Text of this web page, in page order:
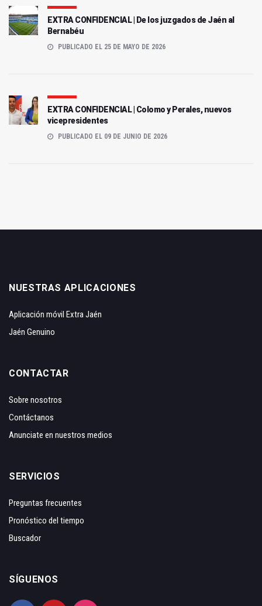
EXTRA CONFIDENCIAL | De los juzgados de Jaén al
Bernabéu
PUBLICADO EL 25 DE MAYO DE 2026
EXTRA CONFIDENCIAL | Colomo y Perales, nuevos
vicepresidentes
PUBLICADO EL 09 DE JUNIO DE 2026
NUESTRAS APLICACIONES
Aplicación móvil Extra Jaén
Jaén Genuino
CONTACTAR
Sobre nosotros
Contáctanos
Anunciate en nuestros medios
SERVICIOS
Preguntas frecuentes
Pronóstico del tiempo
Buscador
SÍGUENOS